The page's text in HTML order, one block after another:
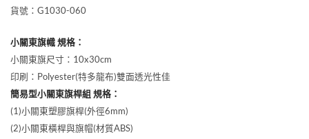
貨號：G1030-060
小關東旗幟 規格：
小關東旗尺寸：10x30cm
印刷：Polyester(特多龍布)雙面透光性佳
簡易型小關東旗桿組 規格：
(1)小關東塑膠旗桿(外徑6mm)
(2)小關東橫桿與旗帽(材質ABS)